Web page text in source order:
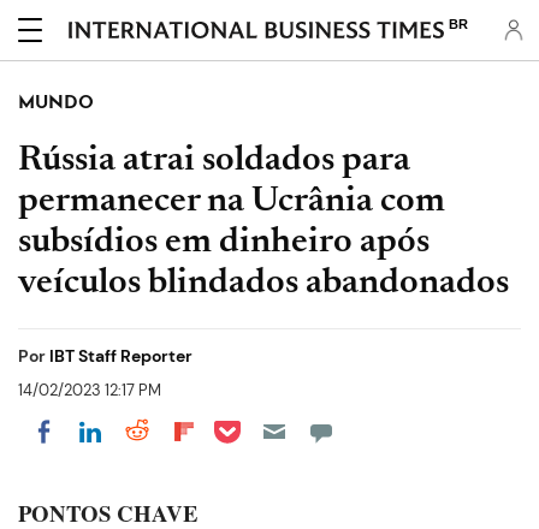
BR
MUNDO
Rússia atrai soldados para
permanecer na Ucrânia com
subsídios em dinheiro após
veículos blindados abandonados
Por IBT Staff Reporter
14/02/2023 12:17 PM
Share on Facebook
Share on LinkedIn
Share on Reddit
Share on Flipboard
Share on Pocket
PONTOS CHAVE